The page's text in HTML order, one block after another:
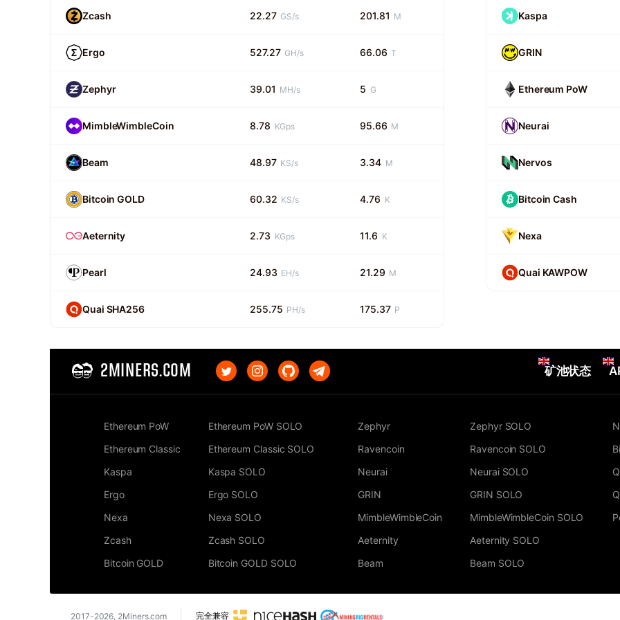
Zcash 22.27 GS/s 201.81 M
Ergo 527.27 GH/s 66.06 T
Zephyr 39.01 MH/s 5 G
MimbleWimbleCoin 8.78 KGps 95.66 M
Beam 48.97 KS/s 3.34 M
Bitcoin GOLD 60.32 KS/s 4.76 K
Aeternity 2.73 KGps 11.6 K
Pearl 24.93 EH/s 21.29 M
Quai SHA256 255.75 PH/s 175.37 P
Kaspa
GRIN
Ethereum PoW
Neurai
Nervos
Bitcoin Cash
Nexa
Quai KAWPOW
2MINERS.COM 矿池状态
Ethereum PoW
Ethereum Classic
Kaspa
Ergo
Nexa
Zcash
Bitcoin GOLD
Ethereum PoW SOLO
Ethereum Classic SOLO
Kaspa SOLO
Ergo SOLO
Nexa SOLO
Zcash SOLO
Bitcoin GOLD SOLO
Zephyr
Ravencoin
Neurai
GRIN
MimbleWimbleCoin
Aeternity
Beam
Zephyr SOLO
Ravencoin SOLO
Neurai SOLO
GRIN SOLO
MimbleWimbleCoin SOLO
Aeternity SOLO
Beam SOLO
2017-2026, 2Miners.com 完全兼容